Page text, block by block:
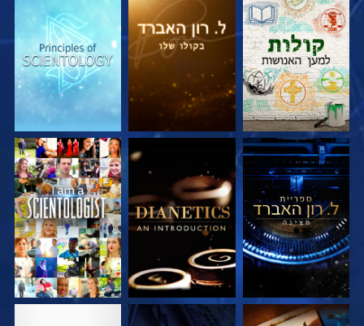
בדוק את הסדרה בדוק את הסדרה בדוק את הסדרה
בדוק את הסדרה בדוק את הסדרה צפה